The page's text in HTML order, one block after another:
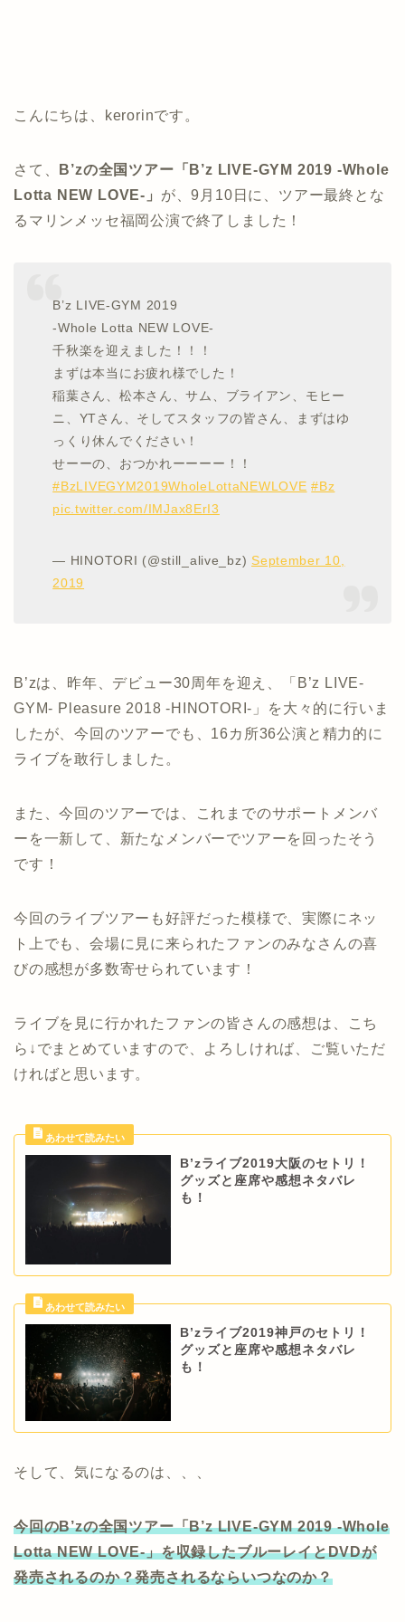
こんにちは、kerorinです。
さて、
B’zの全国ツアー「B’z LIVE-GYM 2019 -Whole
Lotta NEW LOVE-」 が、9月10日に、ツアー最終とな
るマリンメッセ福岡公演で終了しました！
B’z LIVE-GYM 2019
-Whole Lotta NEW LOVE-
千秋楽を迎えました！！！
まずは本当にお疲れ様でした！
稲葉さん、松本さん、サム、ブライアン、モヒー
ニ、YTさん、そしてスタッフの皆さん、まずはゆ
っくり休んでください！
せーーの、おつかれーーーー！！
#BzLIVEGYM2019WholeLottaNEWLOVE #Bz
pic.twitter.com/IMJax8ErI3
— HINOTORI (@still_alive_bz) September 10,
2019
B’zは、昨年、デビュー30周年を迎え、「B’z LIVE-
GYM- Pleasure 2018 -HINOTORI-」を大々的に行いま
したが、今回のツアーでも、16カ所36公演と精力的に
ライブを敢行しました。
また、今回のツアーでは、これまでのサポートメンバ
ーを一新して、新たなメンバーでツアーを回ったそう
です！
今回のライブツアーも好評だった模様で、実際にネッ
ト上でも、会場に見に来られたファンのみなさんの喜
びの感想が多数寄せられています！
ライブを見に行かれたファンの皆さんの感想は、こち
ら↓でまとめていますので、よろしければ、ご覧いただ
ければと思います。
B’zライブ2019大阪のセトリ！
グッズと座席や感想ネタバレ
も！
B’zライブ2019神戸のセトリ！
グッズと座席や感想ネタバレ
も！
そして、気になるのは、、、
今回のB’zの全国ツアー「B’z LIVE-GYM 2019 -Whole
Lotta NEW LOVE-」を収録したブルーレイとDVDが
発売されるのか？発売されるならいつなのか？